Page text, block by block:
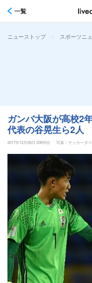
一覧
ニューストップ > スポーツニ
ガンバ大阪が高校2
代表の谷晃生ら2人
2017年12月26日 20時0分
写真：サッカーダ